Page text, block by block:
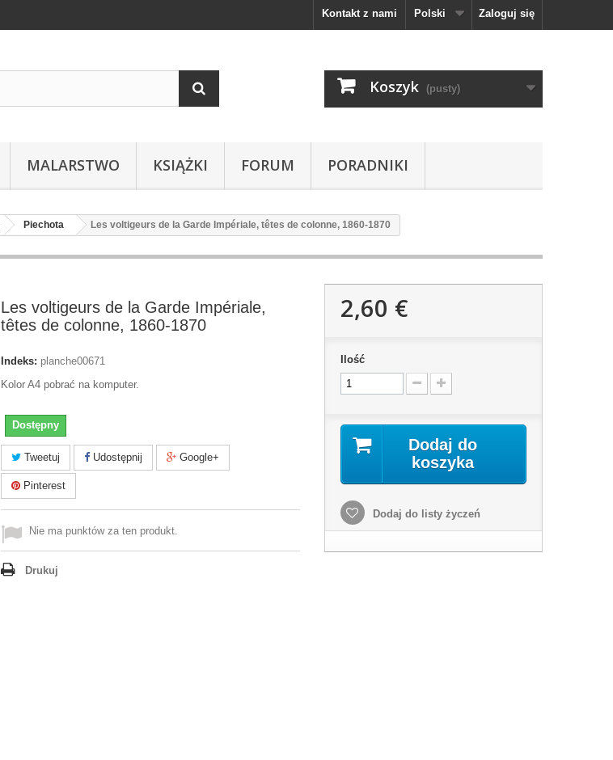
Zaloguj się
Polski
Kontakt z nami
Koszyk (pusty)
MALARSTWO KSIĄŻKI FORUM PORADNIKI
Piechota Les voltigeurs de la Garde Impériale, têtes de colonne, 1860-1870
Les voltigeurs de la Garde Impériale,
têtes de colonne, 1860-1870
Indeks: planche00671
Kolor A4 pobrać na komputer.
Dostępny
Tweetuj Udostępnij Google+
Pinterest
Nie ma punktów za ten produkt.
Drukuj
2,60 €
Ilość
Dodaj do
koszyka
Dodaj do listy życzeń